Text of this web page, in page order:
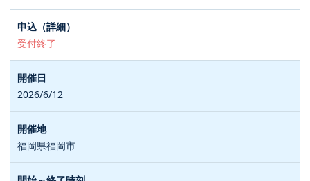
受付終了
2026/6/12
福岡県福岡市